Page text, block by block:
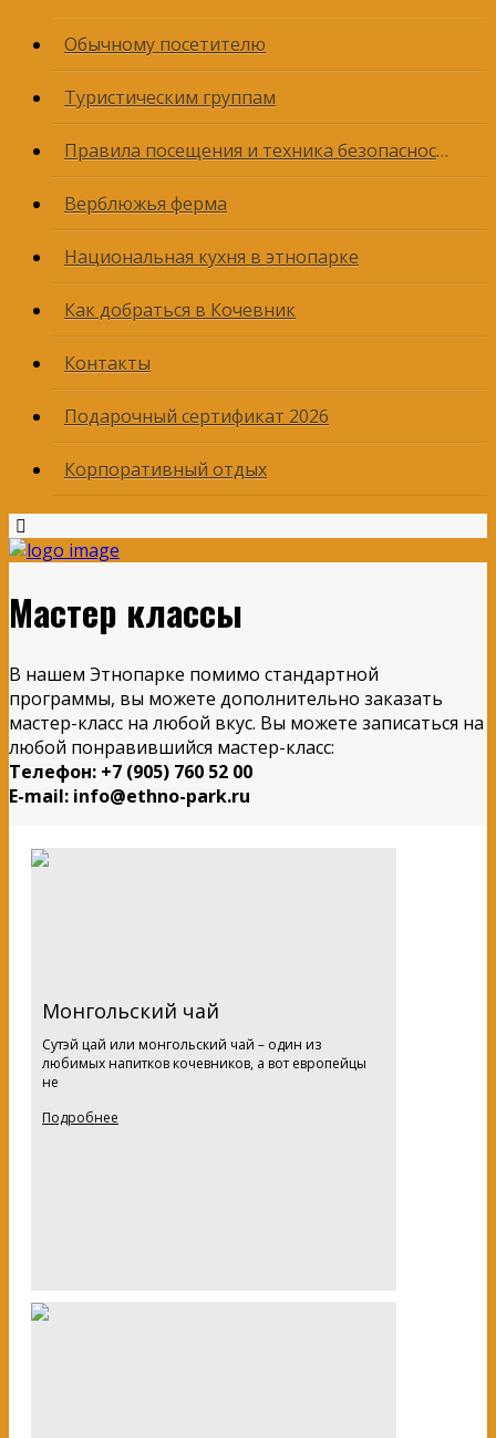
Обычному посетителю
Туристическим группам
Правила посещения и техника безопасности
Верблюжья ферма
Национальная кухня в этнопарке
Как добраться в Кочевник
Контакты
Подарочный сертификат 2026
Корпоративный отдых
Мастер классы
В нашем Этнопарке помимо стандартной
программы, вы можете дополнительно заказать
мастер-класс на любой вкус. Вы можете записаться на
любой понравившийся мастер-класс:
Телефон: +7 (905) 760 52 00
E-mail: info@ethno-park.ru
Монгольский чай
Сутэй цай или монгольский чай – один из
любимых напитков кочевников, а вот европейцы
не
Подробнее